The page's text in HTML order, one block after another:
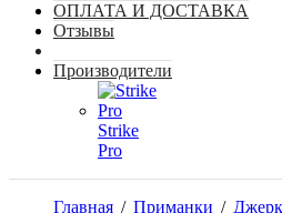
ОПЛАТА И ДОСТАВКА
Отзывы
Производители
Strike
Pro
Главная / Приманки /